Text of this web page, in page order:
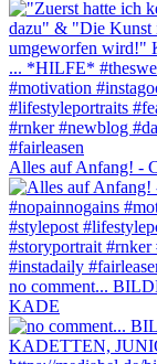
Alles auf Anfang! -
no comment...
KADE